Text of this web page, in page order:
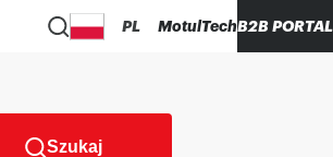
PL MotulTechB2B PORTAL
Szukaj